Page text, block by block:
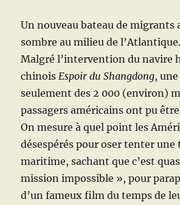
Un nouveau bateau de migrants
sombre au milieu de l’Atlantique.
Malgré l’intervention du navire
chinoisEspoir du Shangdong,
seulement des 2 000 (environ)
passagers américains ont pu être
On mesure à quel point les
désespérés pour oser tenter une
maritime, sachant que c’est
mission impossible », pour
d’un fameux film du temps de